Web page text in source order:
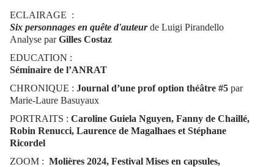
ECLAIRAGE :
Six personnages en quête d'auteurde Luigi Pirandello
Analyse parGilles Costaz
EDUCATION :
Séminaire de l’ANRAT
CHRONIQUE : Journal d’une prof option théâtre #5 par
Marie-Laure Basuyaux
PORTRAITS : Caroline Guiela Nguyen, Fanny de Chaillé,
Robin Renucci, Laurence de Magalhaes et Stéphane
Ricordel
ZOOM : Molières 2024, Festival Mises en capsules,